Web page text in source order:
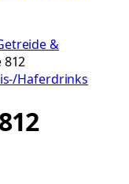
&
812
Haferdrinks